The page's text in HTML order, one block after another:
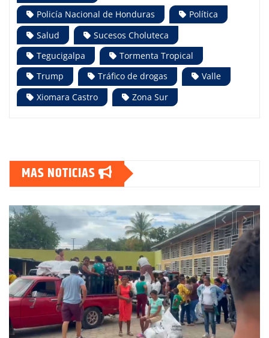
Policía Nacional de Honduras
Política
Salud
Sucesos Choluteca
Tegucigalpa
Tormenta Tropical
Trump
Tráfico de drogas
Valle
Xiomara Castro
Zona Sur
MAS NOTICIAS